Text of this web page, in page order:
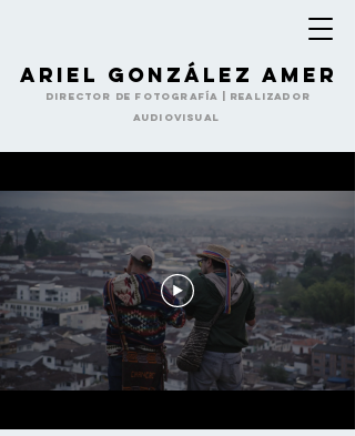
Ariel González Amer
Director de Fotografía | Realizador
Audiovisual